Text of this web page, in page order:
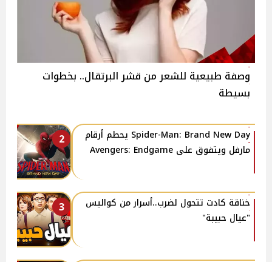
وصفة طبيعية للشعر من قشر البرتقال.. بخطوات
بسيطة
2
Spider-Man: Brand New Day يحطم أرقام
مارفل ويتفوق على Avengers: Endgame
3
خناقة كادت تتحول لضرب..أسرار من كواليس
"عيال حبيبة"